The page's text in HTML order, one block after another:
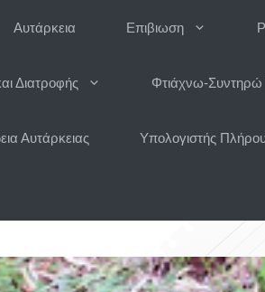
Αυτάρκεια Επιβιωση
Διατροφής Φτιάχνω-
Αυτάρκειας Υπολογιστής